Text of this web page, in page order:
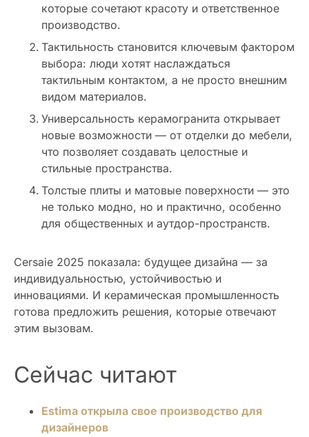
которые сочетают красоту и ответственное
производство.
Тактильность становится ключевым фактором
выбора: люди хотят наслаждаться
тактильным контактом, а не просто внешним
видом материалов.
Универсальность керамогранита открывает
новые возможности — от отделки до мебели,
что позволяет создавать целостные и
стильные пространства.
Толстые плиты и матовые поверхности — это
не только модно, но и практично, особенно
для общественных и аутдор-пространств.
Cersaie 2025 показала: будущее дизайна — за
индивидуальностью, устойчивостью и
инновациями. И керамическая промышленность
готова предложить решения, которые отвечают
этим вызовам.
Сейчас читают
Estima открыла свое производство для
дизайнеров